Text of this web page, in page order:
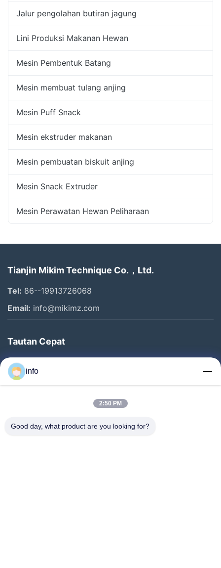
Jalur pengolahan butiran jagung
Lini Produksi Makanan Hewan
Mesin Pembentuk Batang
Mesin membuat tulang anjing
Mesin Puff Snack
Mesin ekstruder makanan
Mesin pembuatan biskuit anjing
Mesin Snack Extruder
Mesin Perawatan Hewan Peliharaan
Tianjin Mikim Technique Co.，Ltd.
Tel: 86--19913726068
Email: info@mikimz.com
Tautan Cepat
Rumah
Produk
Tur Pabrik
info
2:50 PM
Good day, what product are you looking for?